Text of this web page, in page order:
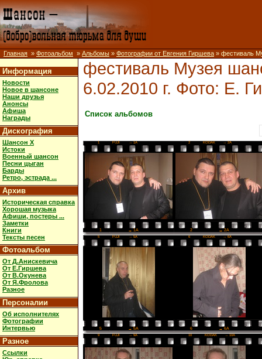
Главная » Фотоальбом » Альбомы » Фотографии от Евгения Гиршева » фестиваль
Информация
Новости
Новое в шансоне
Наши друзья
Анонсы
Афиша
Награды
Дискография
Шансон X
Истоки
Военный шансон
Песни цыган
Барды
Ретро, эстрада ...
Архив
Историческая справка
Хорошая музыка
Афиши, постеры ...
Заметки
Книги
Тексты песен
Фотоальбом
От Д.Анискевича
От Е.Гиршева
От В.Окунева
От Я.Фролова
Разное
Персоналии
Об исполнителях
Фотографии
Интервью
Разное
Ссылки
фестиваль Музея
6.02.2010 г. Фото: Е.
Список альбомов
1 FUJI → 1A 2 KODAK → 2A
1 → 1A 2 → 2A
5 FUJI → 5A 6 KODAK → 6A
5 → 5A 6 → 6A
9 FUJI → 9A 10 KODAK → 10A